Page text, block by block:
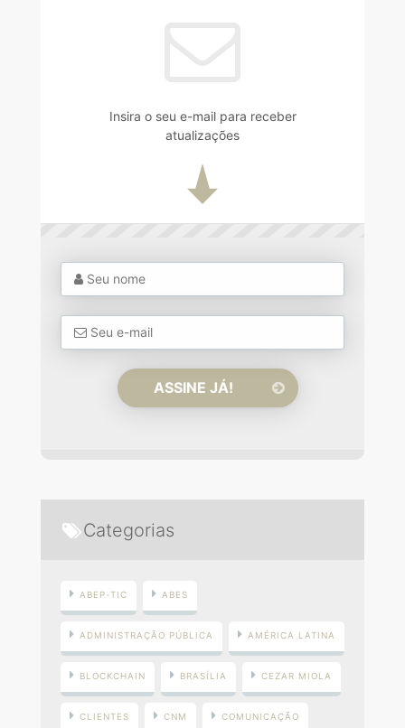
Insira o seu e-mail para receber
atualizações
Categorias
ABEP-TIC ABES
ADMINISTRAÇÃO PÚBLICA AMÉRICA LATINA
BLOCKCHAIN BRASÍLIA CEZAR MIOLA
CLIENTES CNM COMUNICAÇÃO